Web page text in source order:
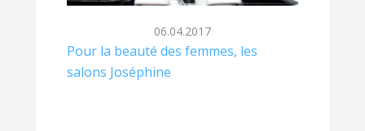
06.04.2017
Pour la beauté des femmes, les
salons Joséphine